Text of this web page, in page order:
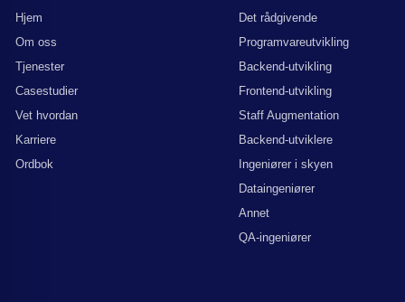
Hjem
Om oss
Tjenester
Casestudier
Vet hvordan
Karriere
Ordbok
Det rådgivende
Programvareutvikling
Backend-utvikling
Frontend-utvikling
Staff Augmentation
Backend-utviklere
Ingeniører i skyen
Dataingeniører
Annet
QA-ingeniører